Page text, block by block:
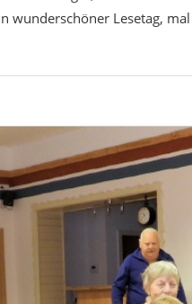
wunderschöner Lesetag,